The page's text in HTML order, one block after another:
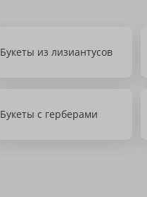
Букеты из лизиантусов
Букеты с герберами